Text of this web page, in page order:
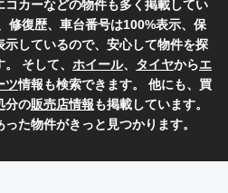
コカーなどの物件も多く掲載してい
修復歴、車台番号は100%表示、保
示しているので、安心して物件を探
そして、 ホイール、 タイヤからエ
ツ情報も検索できます。 他にも、買
分の販売店情報も掲載しています。
た物件がきっと見つかります。